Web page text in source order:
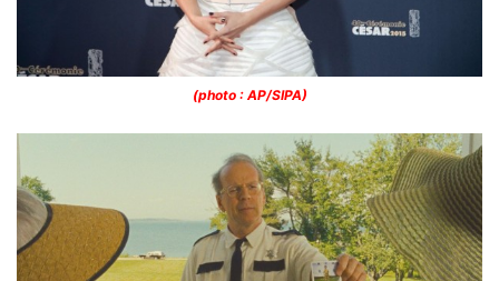
(photo : AP/SIPA)